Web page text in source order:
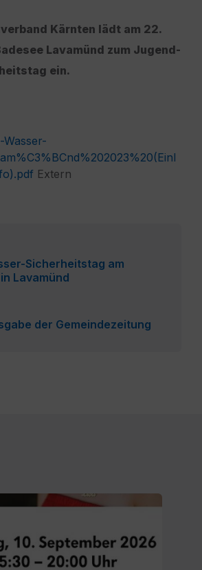
Kärnten lädt am 22.
Lavamünd zum Jugend-
ein.
Wasser-
Extern
Sicherheitstag am
Lavamünd
der Gemeindezeitung